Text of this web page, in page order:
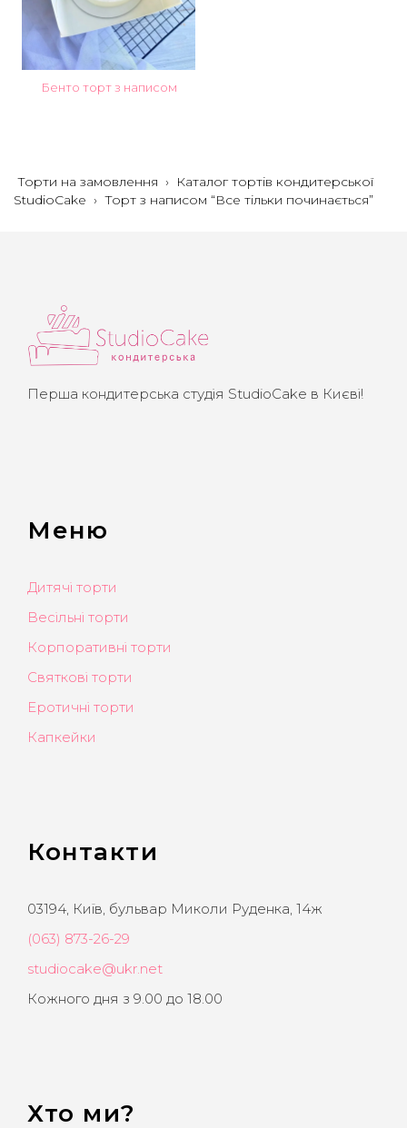
Бенто торт з написом
Торти на замовлення › Каталог тортів кондитерської
StudioCake › Торт з написом “Все тільки починається”
Перша кондитерська студія StudioCake в Києві!
Меню
Дитячі торти
Весільні торти
Корпоративні торти
Святкові торти
Еротичні торти
Капкейки
Контакти
03194, Київ, бульвар Миколи Руденка, 14ж
(063) 873-26-29
studiocake@ukr.net
Кожного дня з 9.00 до 18.00
Хто ми?